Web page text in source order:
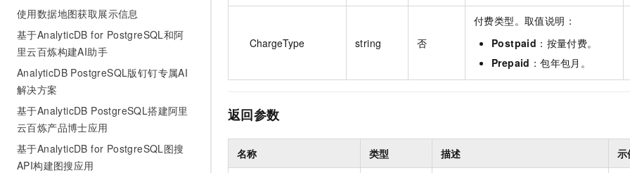
使用数据地图获取展示信息
基于AnalyticDB for PostgreSQL和阿
里云百炼构建AI助手
AnalyticDB PostgreSQL版钉钉专属AI
解决方案
基于AnalyticDB PostgreSQL搭建阿里
云百炼产品博士应用
基于AnalyticDB for PostgreSQL图搜
API构建图搜应用
ChargeType string 否
付费类型。取值说明：
Postpaid ：按量付费。
Prepaid ：包年包月。
返回参数
名称 类型 描述 示